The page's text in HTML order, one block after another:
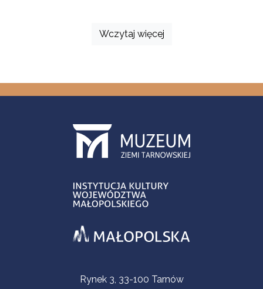
Wczytaj więcej
Informacje kontaktoweRynek 3, 33-100 Tarnów